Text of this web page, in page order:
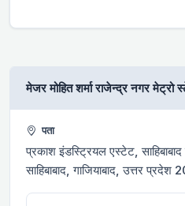
मे‌‌जर मोहित शर्मा राजेन्द्र नगर मेट्रो
पता
प्रकाश इंडस्ट्रियल एस्टेट,
साहिबाबाद, गाजियाबाद, उत्तर प्रदेश